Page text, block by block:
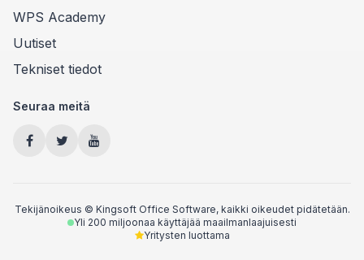
WPS Academy
Uutiset
Tekniset tiedot
Seuraa meitä
Tekijänoikeus © Kingsoft Office Software, kaikki oikeudet pidätetään.
Yli 200 miljoonaa käyttäjää maailmanlaajuisesti
Yritysten luottama